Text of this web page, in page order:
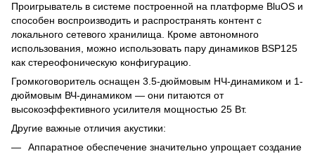
Проигрыватель в системе построенной на платформе BluOS и
способен воспроизводить и распространять контент с
локального сетевого хранилища. Кроме автономного
использования, можно использовать пару динамиков BSP125
как стереофоническую конфигурацию.
Громкоговоритель оснащен 3.5-дюймовым НЧ-динамиком и 1-
дюймовым ВЧ-динамиком — они питаются от
высокоэффективного усилителя мощностью 25 Вт.
Другие важные отличия акустики:
Аппаратное обеспечение значительно упрощает создание